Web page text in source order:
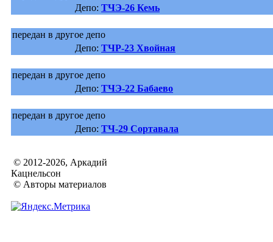
Депо: ТЧЭ-26 Кемь
передан в другое депо
Депо: ТЧР-23 Хвойная
передан в другое депо
Депо: ТЧЭ-22 Бабаево
передан в другое депо
Депо: ТЧ-29 Сортавала
© 2012-2026, Аркадий
Кацнельсон
© Авторы материалов